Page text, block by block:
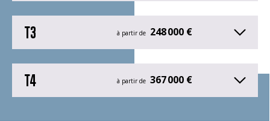
T3 à partir de 248 000 €
T4 à partir de 367 000 €